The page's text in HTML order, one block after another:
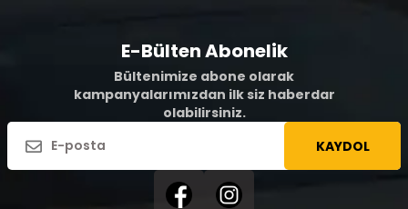
E-Bülten Abonelik
Bültenimize abone olarak
kampanyalarımızdan ilk siz haberdar
olabilirsiniz.
KAYDOL